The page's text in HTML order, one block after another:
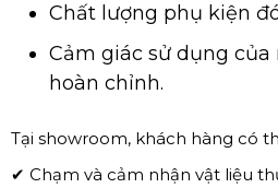
Chất lượng phụ kiện
Cảm giác sử dụng
hoàn chỉnh.
Tại showroom, khách hàng có
✔ Chạm và cảm nhận vật liệu